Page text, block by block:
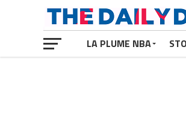
LA PLUME NBA